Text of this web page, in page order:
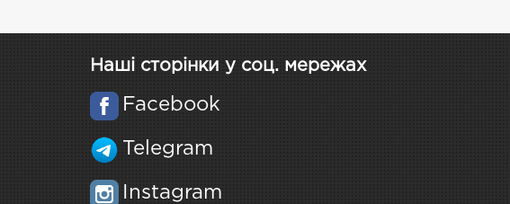
Наші сторінки у соц. мережах
Facebook
Telegram
Instagram